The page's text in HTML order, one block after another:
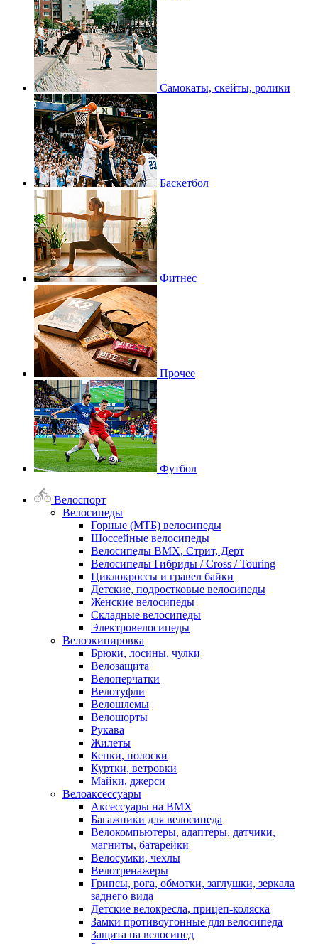
Самокаты, скейты, ролики
Баскетбол
Фитнес
Прочее
Футбол
Велоспорт
Велосипеды
Горные (МТБ) велосипеды
Шоссейные велосипеды
Велосипеды BMX, Стрит, Дерт
Велосипеды Гибриды / Cross / Touring
Циклокроссы и гравел байки
Детские, подростковые велосипеды
Женские велосипеды
Складные велосипеды
Электровелосипеды
Велоэкипировка
Брюки, лосины, чулки
Велозащита
Велоперчатки
Велотуфли
Велошлемы
Велошорты
Рукава
Жилеты
Кепки, полоски
Куртки, ветровки
Майки, джерси
Велоаксессуары
Аксессуары на BMX
Багажники для велосипеда
Велокомпьютеры, адаптеры, датчики,
магниты, батарейки
Велосумки, чехлы
Велотренажеры
Грипсы, рога, обмотки, заглушки, зеркала
заднего вида
Детские велокресла, прицеп-коляска
Замки противоугонные для велосипеда
Защита на велосипед